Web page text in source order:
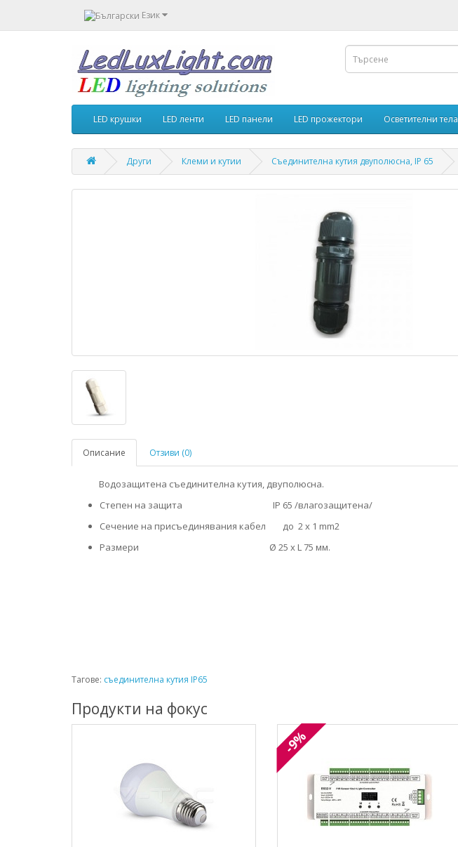
Език
LED крушки LED ленти LED панели LED прожектори Осветителни тела
Други Клеми и кутии Съединителна кутия двуполюсна, IP 65
Описание Отзиви (0)
Водозащитена съединителна кутия, двуполюсна.
Степен на защита IP 65 /влагозащитена/
Сечение на присъединявания кабел до 2 х 1 mm2
Размери Ø 25 х L 75 мм.
Тагове: съединителна кутия IP65
Продукти на фокус
-9%